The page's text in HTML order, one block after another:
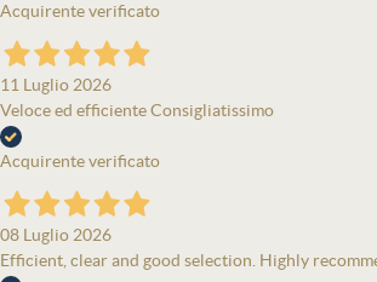
Acquirente verificato
11 Luglio 2026
Veloce ed efficiente Consigliatissimo
Acquirente verificato
08 Luglio 2026
Efficient, clear and good selection. Highly